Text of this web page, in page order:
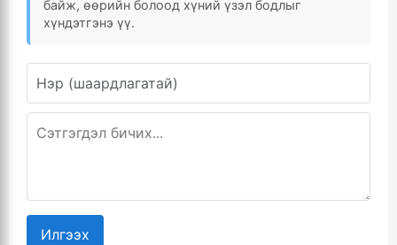
байж, өөрийн болоод хүний үзэл бодлыг
хүндэтгэнэ үү.
Илгээх